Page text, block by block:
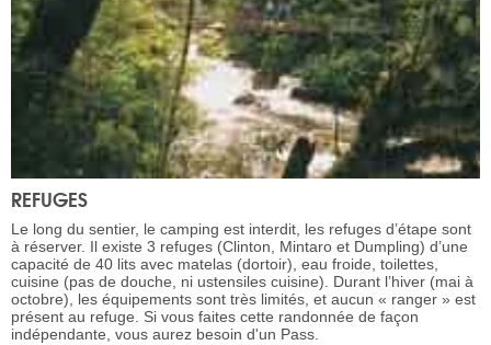
REFUGES
Le long du sentier, le camping est interdit, les refuges d’étape sont
à réserver. Il existe 3 refuges (Clinton, Mintaro et Dumpling) d’une
capacité de 40 lits avec matelas (dortoir), eau froide, toilettes,
cuisine (pas de douche, ni ustensiles cuisine). Durant l’hiver (mai à
octobre), les équipements sont très limités, et aucun « ranger » est
présent au refuge. Si vous faites cette randonnée de façon
indépendante, vous aurez besoin d'un Pass.